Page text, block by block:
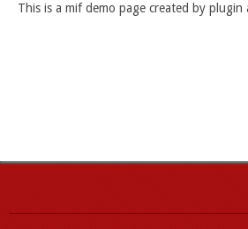
This is a mif demo page created by